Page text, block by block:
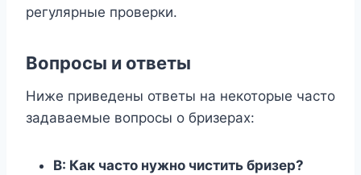
регулярные проверки.
Вопросы и ответы
Ниже приведены ответы на некоторые часто
задаваемые вопросы о бризерах:
В: Как часто нужно чистить бризер?